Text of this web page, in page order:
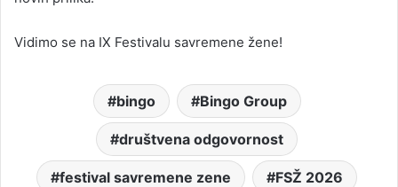
Vidimo se na IX Festivalu savremene žene!
bingo Bingo Group
društvena odgovornost
festival savremene zene FSŽ 2026